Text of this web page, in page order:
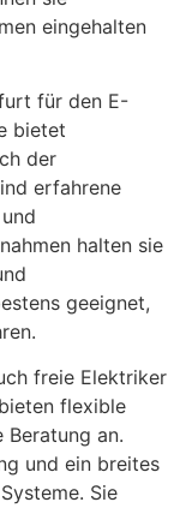
eingehalten
für den E-
bietet
der
erfahrene
halten sie
geeignet,
freie Elektriker
flexible
Beratung an.
und ein breites
Sie